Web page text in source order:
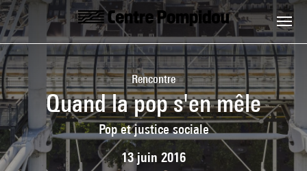
Aller au contenu principal
Centre Pompidou
Rencontre
Quand la pop s'en mêle
Pop et justice sociale
13 juin 2016